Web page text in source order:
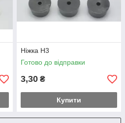
Ніжка Н3
Готово до відправки
3,30 ₴
Купити